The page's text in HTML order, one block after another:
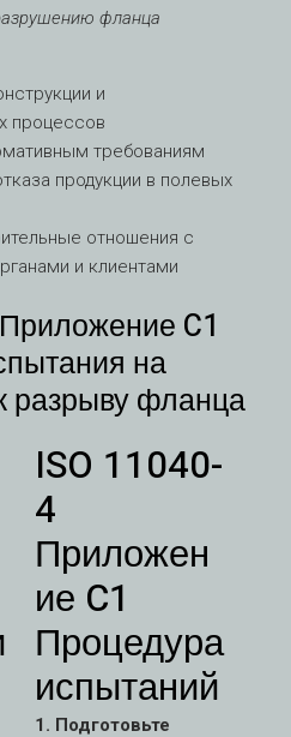
фланца
и
процессов
требованиям
продукции в полевых
отношения с
и клиентами
C1
на
разрыву фланца
ISO 11040-
4
Приложен
ие C1
Процедура
испытаний
1. Подготовьте